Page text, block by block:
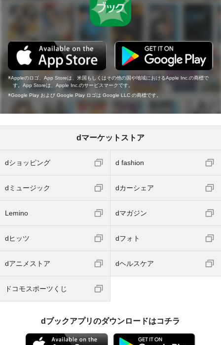
Appleのロゴ、App Storeは、米国もしくはその他の国や地域におけるApple Inc.の商標で
す。App Storeは、Apple Inc.のサービスマークです。
Google Play および Google Play ロゴは Google LLC の商標です。
dマーケットストア
dショッピング d fashion
dミュージック dカーシェア
Lemino dマガジン
dヒッツ dフォト
dアニメストア dヘルスケア
ドコモスポーツくじ
dブックアプリのダウンロードはコチラ